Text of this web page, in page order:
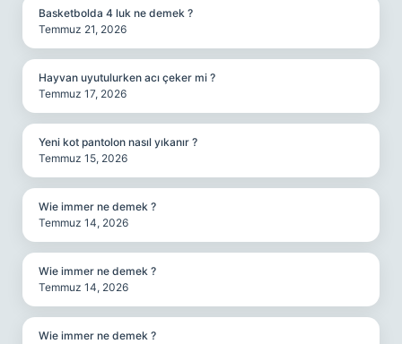
Basketbolda 4 luk ne demek ?
Temmuz 21, 2026
Hayvan uyutulurken acı çeker mi ?
Temmuz 17, 2026
Yeni kot pantolon nasıl yıkanır ?
Temmuz 15, 2026
Wie immer ne demek ?
Temmuz 14, 2026
Wie immer ne demek ?
Temmuz 14, 2026
Wie immer ne demek ?